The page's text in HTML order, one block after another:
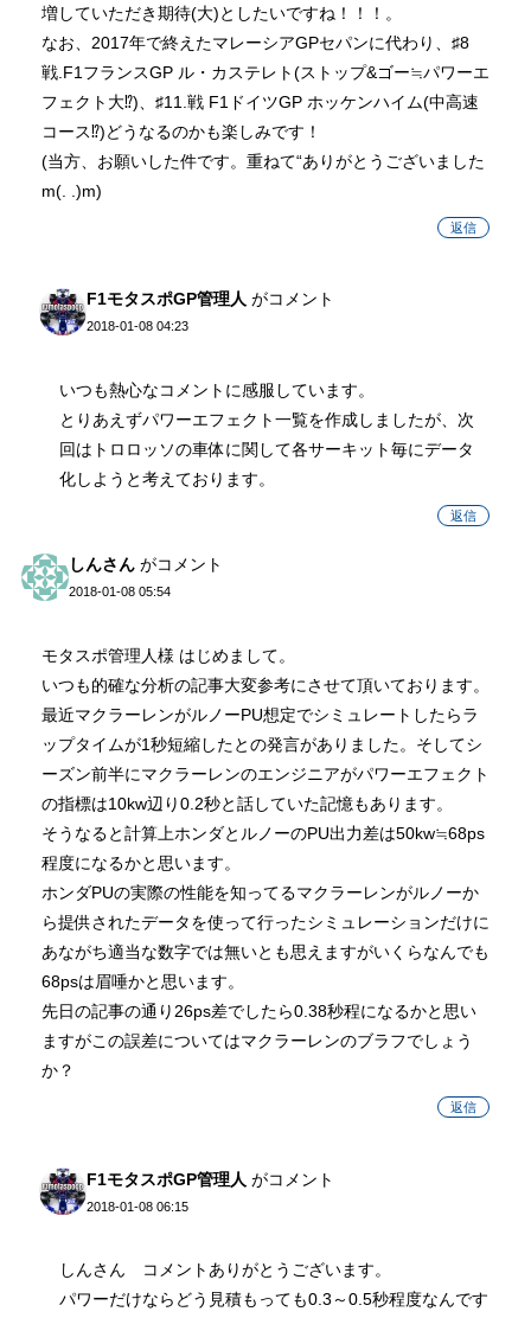
増していただき期待(大)としたいですね！！！。
なお、2017年で終えたマレーシアGPセパンに代わり、♯8
戦.F1フランスGP ル・カステレト(ストップ&ゴー≒パワーエ
フェクト大⁉︎)、♯11.戦 F1ドイツGP ホッケンハイム(中高速
コース⁉︎)どうなるのかも楽しみです！
(当方、お願いした件です。重ねて“ありがとうございました
m(. .)m)
返信
F1モタスポGP管理人 がコメント
2018-01-08 04:23
いつも熱心なコメントに感服しています。
とりあえずパワーエフェクト一覧を作成しましたが、次
回はトロロッソの車体に関して各サーキット毎にデータ
化しようと考えております。
返信
しんさん がコメント
2018-01-08 05:54
モタスポ管理人様 はじめまして。
いつも的確な分析の記事大変参考にさせて頂いております。
最近マクラーレンがルノーPU想定でシミュレートしたらラ
ップタイムが1秒短縮したとの発言がありました。そしてシ
ーズン前半にマクラーレンのエンジニアがパワーエフェクト
の指標は10kw辺り0.2秒と話していた記憶もあります。
そうなると計算上ホンダとルノーのPU出力差は50kw≒68ps
程度になるかと思います。
ホンダPUの実際の性能を知ってるマクラーレンがルノーか
ら提供されたデータを使って行ったシミュレーションだけに
あながち適当な数字では無いとも思えますがいくらなんでも
68psは眉唾かと思います。
先日の記事の通り26ps差でしたら0.38秒程になるかと思い
ますがこの誤差についてはマクラーレンのブラフでしょう
か？
返信
F1モタスポGP管理人 がコメント
2018-01-08 06:15
しんさん コメントありがとうございます。
パワーだけならどう見積もっても0.3～0.5秒程度なんです